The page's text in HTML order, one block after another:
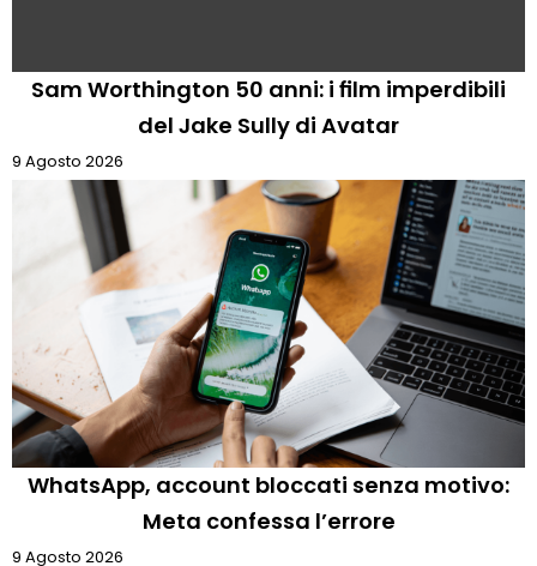
Sam Worthington 50 anni: i film imperdibili
del Jake Sully di Avatar
9 Agosto 2026
WhatsApp, account bloccati senza motivo:
Meta confessa l’errore
9 Agosto 2026